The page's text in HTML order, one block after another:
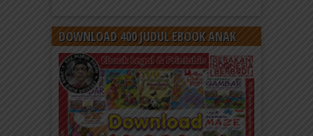
DOWNLOAD 400 JUDUL EBOOK ANAK